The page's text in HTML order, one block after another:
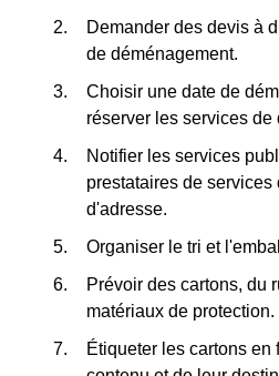
Demander des devis à
de déménagement.
Choisir une date de
réserver les services de
Notifier les services
prestataires de
d'adresse.
Organiser le tri et
Prévoir des cartons, du
matériaux de protection.
Étiqueter les cartons en